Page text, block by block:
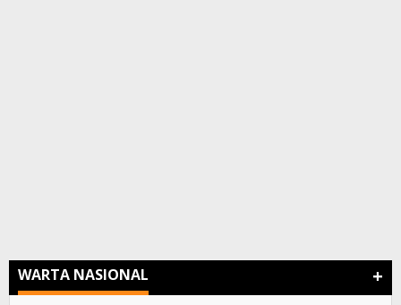
WARTA NASIONAL +